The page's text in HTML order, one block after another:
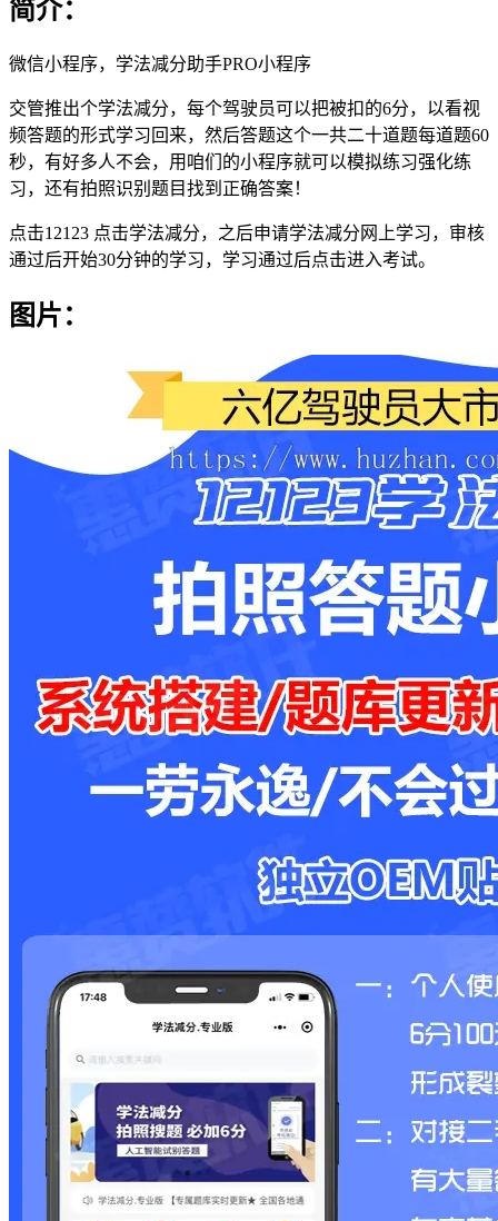
简介：
微信小程序，学法减分助手PRO小程序
交管推出个学法减分，每个驾驶员可以把被扣的6分，以看视
频答题的形式学习回来，然后答题这个一共二十道题每道题60
秒，有好多人不会，用咱们的小程序就可以模拟练习强化练
习，还有拍照识别题目找到正确答案！
点击12123 点击学法减分，之后申请学法减分网上学习，审核
通过后开始30分钟的学习，学习通过后点击进入考试。
图片：